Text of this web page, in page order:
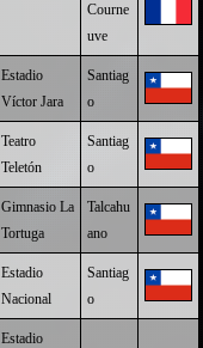
Courne
uve
Estadio
Víctor Jara
Santiag
o
Teatro
Teletón
Santiag
o
Gimnasio La
Tortuga
Talcahu
ano
Estadio
Nacional
Santiag
o
Estadio